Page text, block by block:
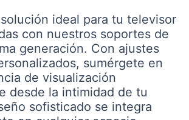
ideal para tu televisor
con nuestros soportes de
generación. Con ajustes
sumérgete en
de visualización
desde la intimidad de tu
sofisticado se integra